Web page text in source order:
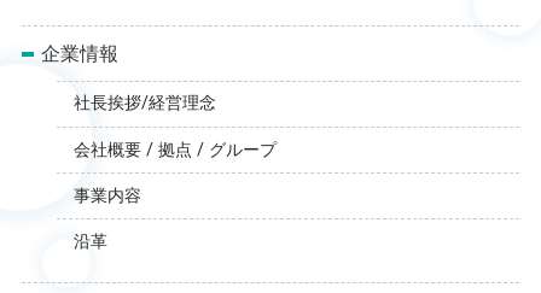
企業情報
社長挨拶/経営理念
会社概要 / 拠点 / グループ
事業内容
沿革